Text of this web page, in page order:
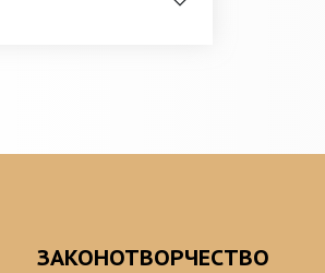
ЗАКОНОТВОРЧЕСТВО